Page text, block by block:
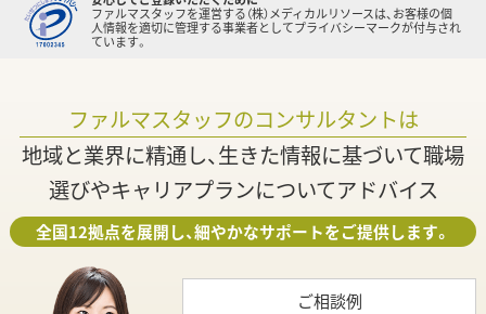
ファルマスタッフを運営する（株）メディカルリソースは、お客様の個
人情報を適切に管理する事業者としてプライバシーマークが付与され
ています。
ファルマスタッフのコンサルタントは
地域と業界に精通し、生きた情報に基づいて職場
選びやキャリアプランについてアドバイス
全国12拠点を展開し、細やかなサポートをご提供します。
ご相談例